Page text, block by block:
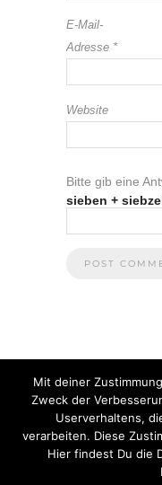
E-Mail-
Adresse *
Website
Bitte gib eine
sieben +
Mit deiner
Zweck der
Userverhaltens,
verarbeiten. Diese
Hier findest Du die